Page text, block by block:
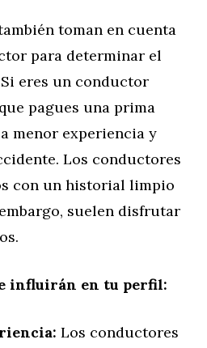
toman en cuenta
para determinar el
eres un conductor
pagues una prima
menor experiencia y
Los conductores
con un historial limpio
suelen disfrutar
influirán en tu perfil:
Los conductores